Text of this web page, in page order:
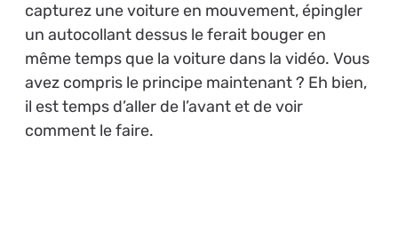
capturez une voiture en mouvement, épingler
un autocollant dessus le ferait bouger en
même temps que la voiture dans la vidéo. Vous
avez compris le principe maintenant ? Eh bien,
il est temps d’aller de l’avant et de voir
comment le faire.